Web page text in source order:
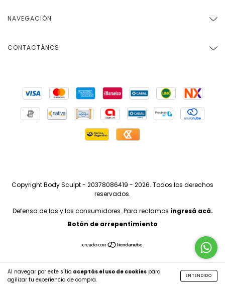
Al navegar por este sitio aceptás el uso de cookies para
agilizar tu experiencia de compra.
ENTENDIDO
NAVEGACIÓN
CONTACTÁNOS
Copyright Body Sculpt - 20378086419 - 2026. Todos los derechos
reservados.
Defensa de las y los consumidores. Para reclamos ingresá acá.
Botón de arrepentimiento